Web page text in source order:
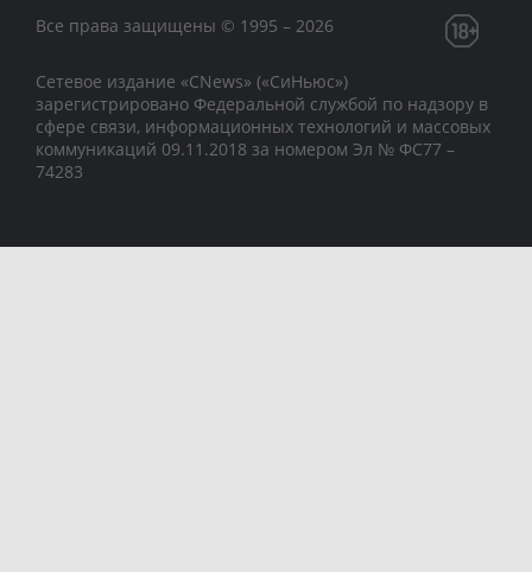
Все права защищены © 1995 – 2026
Сетевое издание «CNews» («СиНьюс»)
зарегистрировано Федеральной службой по надзору в
сфере связи, информационных технологий и массовых
коммуникаций 09.11.2018 за номером Эл № ФС77 –
74283